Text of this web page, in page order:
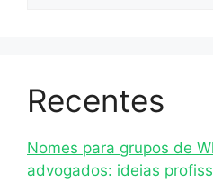
Recentes
Nomes para grupos de
advogados: ideias